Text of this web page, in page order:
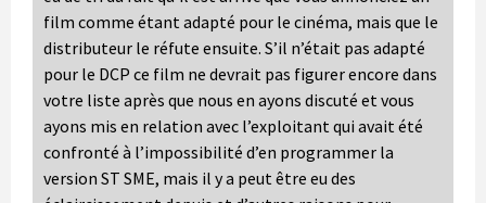
film comme étant adapté pour le cinéma, mais que le
distributeur le réfute ensuite. S’il n’était pas adapté
pour le DCP ce film ne devrait pas figurer encore dans
votre liste après que nous en ayons discuté et vous
ayons mis en relation avec l’exploitant qui avait été
confronté à l’impossibilité d’en programmer la
version ST SME, mais il y a peut être eu des